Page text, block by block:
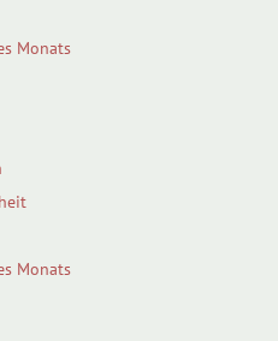
Monats
Monats